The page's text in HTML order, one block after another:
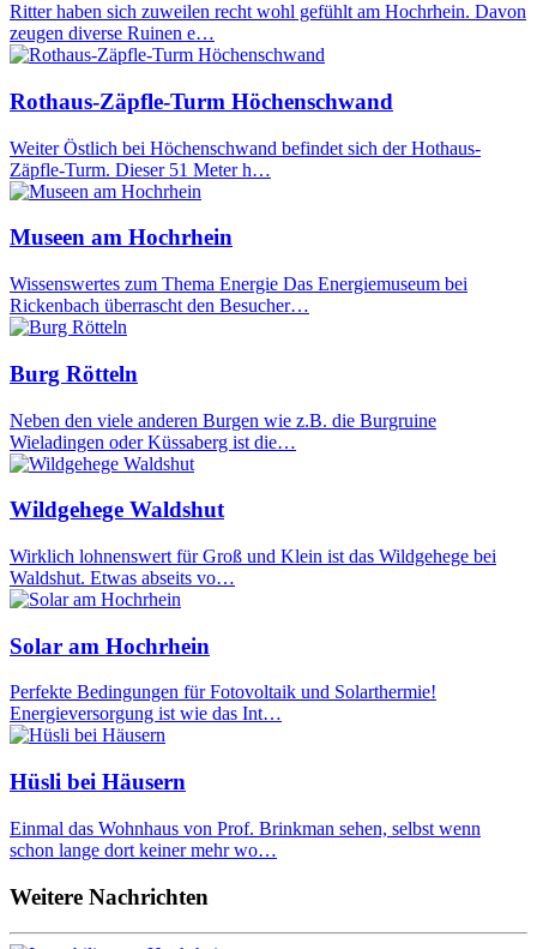
Ritter haben sich zuweilen recht wohl gefühlt am Hochrhein. Davon
zeugen diverse Ruinen e…
Rothaus-Zäpfle-Turm Höchenschwand
Weiter Östlich bei Höchenschwand befindet sich der Hothaus-
Zäpfle-Turm. Dieser 51 Meter h…
Museen am Hochrhein
Wissenswertes zum Thema Energie Das Energiemuseum bei
Rickenbach überrascht den Besucher…
Burg Rötteln
Neben den viele anderen Burgen wie z.B. die Burgruine
Wieladingen oder Küssaberg ist die…
Wildgehege Waldshut
Wirklich lohnenswert für Groß und Klein ist das Wildgehege bei
Waldshut. Etwas abseits vo…
Solar am Hochrhein
Perfekte Bedingungen für Fotovoltaik und Solarthermie!
Energieversorgung ist wie das Int…
Hüsli bei Häusern
Einmal das Wohnhaus von Prof. Brinkman sehen, selbst wenn
schon lange dort keiner mehr wo…
Weitere Nachrichten